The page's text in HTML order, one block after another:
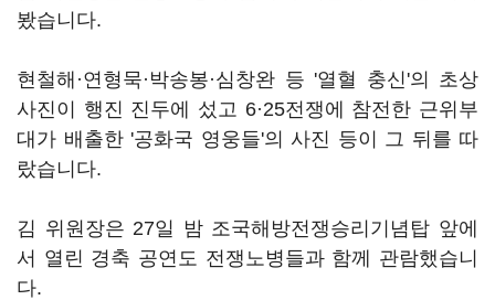
봤습니다.
현철해·연형묵·박송봉·심창완 등 '열혈 충신'의 초상
사진이 행진 진두에 섰고 6·25전쟁에 참전한 근위부
대가 배출한 '공화국 영웅들'의 사진 등이 그 뒤를 따
랐습니다.
김 위원장은 27일 밤 조국해방전쟁승리기념탑 앞에
서 열린 경축 공연도 전쟁노병들과 함께 관람했습니
다.